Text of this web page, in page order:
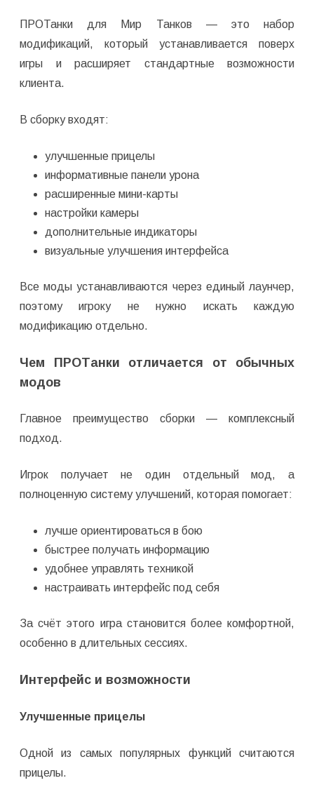
ПРОТанки для Мир Танков — это набор
модификаций, который устанавливается поверх
игры и расширяет стандартные возможности
клиента.
В сборку входят:
улучшенные прицелы
информативные панели урона
расширенные мини-карты
настройки камеры
дополнительные индикаторы
визуальные улучшения интерфейса
Все моды устанавливаются через единый лаунчер,
поэтому игроку не нужно искать каждую
модификацию отдельно.
Чем ПРОТанки отличается от обычных
модов
Главное преимущество сборки — комплексный
подход.
Игрок получает не один отдельный мод, а
полноценную систему улучшений, которая помогает:
лучше ориентироваться в бою
быстрее получать информацию
удобнее управлять техникой
настраивать интерфейс под себя
За счёт этого игра становится более комфортной,
особенно в длительных сессиях.
Интерфейс и возможности
Улучшенные прицелы
Одной из самых популярных функций считаются
прицелы.